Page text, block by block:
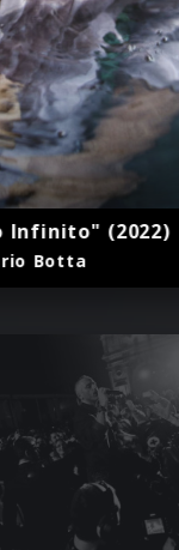
Infinito" (2022)
Botta